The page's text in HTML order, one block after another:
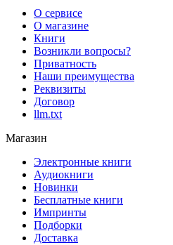
О сервисе
О магазине
Книги
Возникли вопросы?
Приватность
Наши преимущества
Реквизиты
Договор
llm.txt
Магазин
Электронные книги
Аудиокниги
Новинки
Бесплатные книги
Импринты
Подборки
Доставка